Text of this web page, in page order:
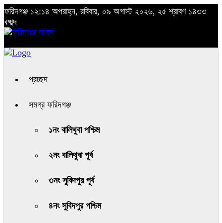
ফরিদগঞ্জ ১২:১৪ অপরাহ্ন, রবিবার, ০৯ অগাস্ট ২০২৬, ২৫ শ্রাবণ ১৪৩৩
বঙ্গাব্দ
প্রচ্ছদ
সমগ্র ফরিদগঞ্জ
১নং বালিথুবা পশ্চিম
২নং বালিথুবা পূর্ব
৩নং সুবিদপুর পূর্ব
৪নং সুবিদপুর পশ্চিম